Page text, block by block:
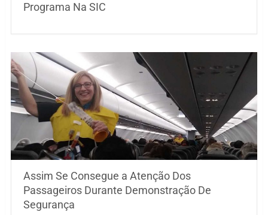
Programa Na SIC
Assim Se Consegue a Atenção Dos
Passageiros Durante Demonstração De
Segurança